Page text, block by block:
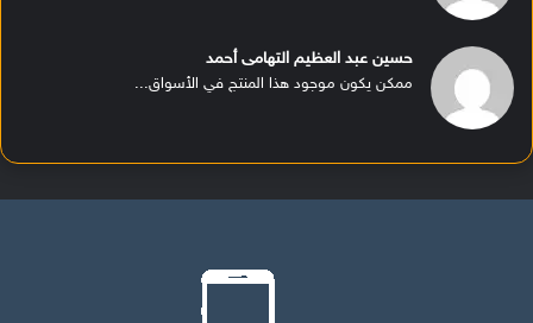
حسين عبد العظيم التهامى أحمد
ممكن يكون موجود هذا المنتج في الأسواق...